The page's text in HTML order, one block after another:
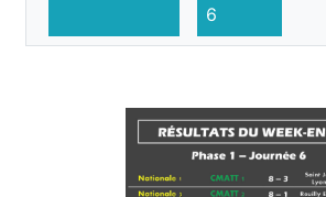
6